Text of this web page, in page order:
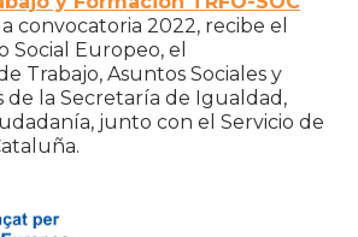
convocatoria 2022, recibe el
Social Europeo, el
Trabajo, Asuntos Sociales y
de la Secretaría de Igualdad,
junto con el Servicio de